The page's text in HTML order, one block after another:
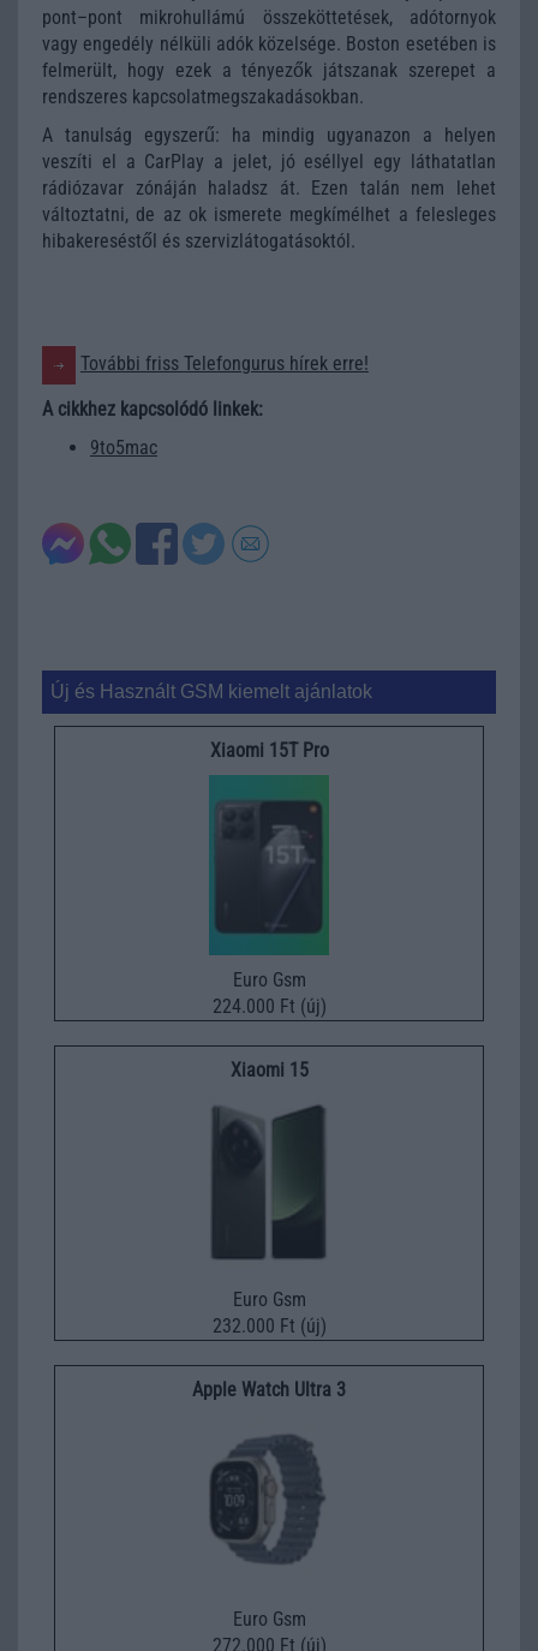
pont–pont mikrohullámú összeköttetések, adótornyok
vagy engedély nélküli adók közelsége. Boston esetében is
felmerült, hogy ezek a tényezők játszanak szerepet a
rendszeres kapcsolatmegszakadásokban.
A tanulság egyszerű: ha mindig ugyanazon a helyen
veszíti el a CarPlay a jelet, jó eséllyel egy láthatatlan
rádiózavar zónáján haladsz át. Ezen talán nem lehet
változtatni, de az ok ismerete megkímélhet a felesleges
hibakereséstől és szervizlátogatásoktól.
További friss Telefongurus hírek erre!
A cikkhez kapcsolódó linkek:
9to5mac
Új és Használt GSM kiemelt ajánlatok
Xiaomi 15T Pro
Euro Gsm
224.000 Ft (új)
Xiaomi 15
Euro Gsm
232.000 Ft (új)
Apple Watch Ultra 3
Euro Gsm
272.000 Ft (új)